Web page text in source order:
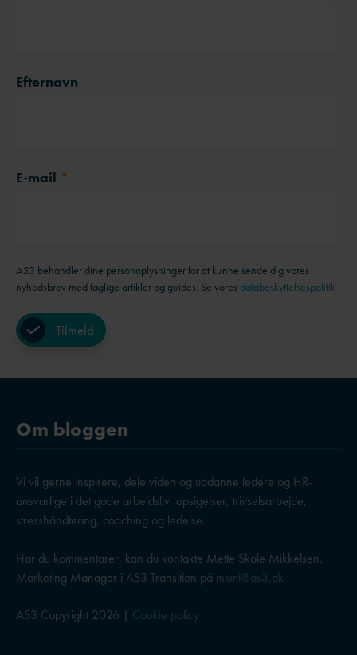
Efternavn
E-mail *
AS3 behandler dine personoplysninger for at kunne sende dig vores
nyhedsbrev med faglige artikler og guides. Se vores databeskyttelsespolitik
Om bloggen
Vi vil gerne inspirere, dele viden og uddanne ledere og HR-
ansvarlige i det gode arbejdsliv, opsigelser, trivselsarbejde,
stresshåndtering, coaching og ledelse.
Har du kommentarer, kan du kontakte Mette Skole Mikkelsen,
Marketing Manager i AS3 Transition på msmi@as3.dk
AS3 Copyright 2026 | Cookie policy